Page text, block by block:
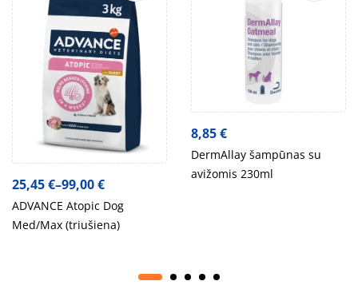
25,45€–99,00€
ADVANCE Atopic Dog
Med/Max (triušiena)
8,85€
DermAllay šampūnas su
avižomis 230ml